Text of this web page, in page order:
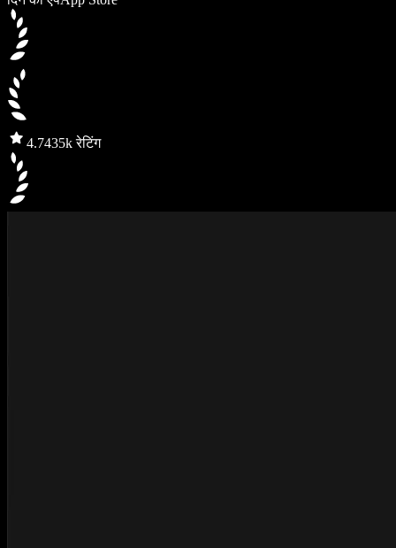
4.7435k रेटिंग